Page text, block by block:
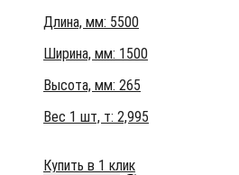
Длина, мм: 5500
Ширина, мм: 1500
Высота, мм: 265
Вес 1 шт, т: 2,995
Купить в 1 клик